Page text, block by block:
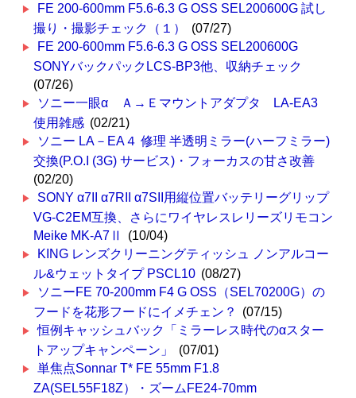
FE 200-600mm F5.6-6.3 G OSS SEL200600G 試し
撮り・撮影チェック（１）
(07/27)
FE 200-600mm F5.6-6.3 G OSS SEL200600G
SONYバックパックLCS-BP3他、収納チェック
(07/26)
ソニー一眼α Ａ→Ｅマウントアダプタ LA-EA3
使用雑感 (02/21)
ソニー LA－EA４ 修理 半透明ミラー(ハーフミラー)
交換(P.O.I (3G) サービス)・フォーカスの甘さ改善
(02/20)
SONY α7II α7RII α7SII用縦位置バッテリーグリップ
VG-C2EM互換、さらにワイヤレスレリーズリモコン
Meike MK-A7Ⅱ
(10/04)
KING レンズクリーニングティッシュ ノンアルコー
ル&ウェットタイプ PSCL10 (08/27)
ソニーFE 70-200mm F4 G OSS（SEL70200G）の
フードを花形フードにイメチェン？
(07/15)
恒例キャッシュバック「ミラーレス時代のαスター
トアップキャンペーン」
(07/01)
単焦点Sonnar T* FE 55mm F1.8
ZA(SEL55F18Z）・ズームFE24-70mm